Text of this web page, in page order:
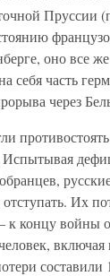
Пруссии
оно все
себя часть
через
Испытывая
Их
концу войны
составили